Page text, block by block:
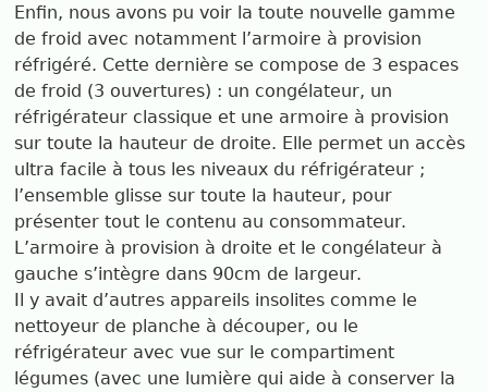
Enfin, nous avons pu voir la toute nouvelle gamme
de froid avec notamment l’armoire à provision
réfrigéré. Cette dernière se compose de 3 espaces
de froid (3 ouvertures) : un congélateur, un
réfrigérateur classique et une armoire à provision
sur toute la hauteur de droite. Elle permet un accès
ultra facile à tous les niveaux du réfrigérateur ;
l’ensemble glisse sur toute la hauteur, pour
présenter tout le contenu au consommateur.
L’armoire à provision à droite et le congélateur à
gauche s’intègre dans 90cm de largeur.
Il y avait d’autres appareils insolites comme le
nettoyeur de planche à découper, ou le
réfrigérateur avec vue sur le compartiment
légumes (avec une lumière qui aide à conserver la